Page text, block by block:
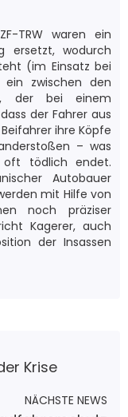
TRW waren ein
ersetzt, wodurch
(im Einsatz bei
ein zwischen den
der bei einem
der Fahrer aus
ihre Köpfe
– was
oft tödlich endet.
Autobauer
mit Hilfe von
noch präziser
Kagerer, auch
der Insassen
Krise
NÄCHSTE NEWS